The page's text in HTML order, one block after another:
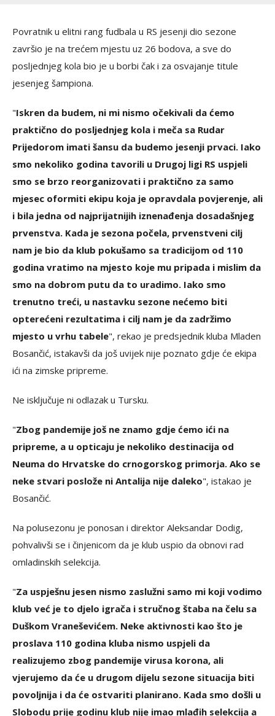
Povratnik u elitni rang fudbala u RS jesenji dio sezone
završio je na trećem mjestu uz 26 bodova, a sve do
posljednjeg kola bio je u borbi čak i za osvajanje titule
jesenjeg šampiona.
"Iskren da budem, ni mi nismo očekivali da ćemo
praktično do posljednjeg kola i meča sa Rudar
Prijedorom imati šansu da budemo jesenji prvaci. Iako
smo nekoliko godina tavorili u Drugoj ligi RS uspjeli
smo se brzo reorganizovati i praktično za samo
mjesec oformiti ekipu koja je opravdala povjerenje, ali
i bila jedna od najprijatnijih iznenađenja dosadašnjeg
prvenstva. Kada je sezona počela, prvenstveni cilj
nam je bio da klub pokušamo sa tradicijom od 110
godina vratimo na mjesto koje mu pripada i mislim da
smo na dobrom putu da to uradimo. Iako smo
trenutno treći, u nastavku sezone nećemo biti
opterećeni rezultatima i cilj nam je da zadržimo
mjesto u vrhu tabele", rekao je predsjednik kluba Mladen
Bosančić, istakavši da još uvijek nije poznato gdje će ekipa
ići na zimske pripreme.
Ne isključuje ni odlazak u Tursku.
"Zbog pandemije još ne znamo gdje ćemo ići na
pripreme, a u opticaju je nekoliko destinacija od
Neuma do Hrvatske do crnogorskog primorja. Ako se
neke stvari poslože ni Antalija nije daleko", istakao je
Bosančić.
Na polusezonu je ponosan i direktor Aleksandar Dodig,
pohvalivši se i činjenicom da je klub uspio da obnovi rad
omladinskih selekcija.
"Za uspješnu jesen nismo zaslužni samo mi koji vodimo
klub već je to djelo igrača i stručnog štaba na čelu sa
Duškom Vraneševićem. Neke aktivnosti kao što je
proslava 110 godina kluba nismo uspjeli da
realizujemo zbog pandemije virusa korona, ali
vjerujemo da će u drugom dijelu sezone situacija biti
povoljnija i da će ostvariti planirano. Kada smo došli u
Slobodu prije godinu klub nije imao mlađih selekcija a